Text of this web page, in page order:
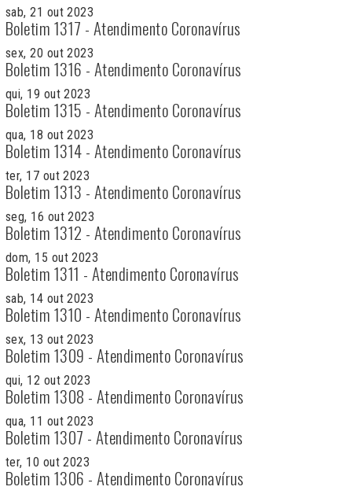
sab, 21 out 2023
Boletim 1317 - Atendimento Coronavírus
sex, 20 out 2023
Boletim 1316 - Atendimento Coronavírus
qui, 19 out 2023
Boletim 1315 - Atendimento Coronavírus
qua, 18 out 2023
Boletim 1314 - Atendimento Coronavírus
ter, 17 out 2023
Boletim 1313 - Atendimento Coronavírus
seg, 16 out 2023
Boletim 1312 - Atendimento Coronavírus
dom, 15 out 2023
Boletim 1311 - Atendimento Coronavírus
sab, 14 out 2023
Boletim 1310 - Atendimento Coronavírus
sex, 13 out 2023
Boletim 1309 - Atendimento Coronavírus
qui, 12 out 2023
Boletim 1308 - Atendimento Coronavírus
qua, 11 out 2023
Boletim 1307 - Atendimento Coronavírus
ter, 10 out 2023
Boletim 1306 - Atendimento Coronavírus